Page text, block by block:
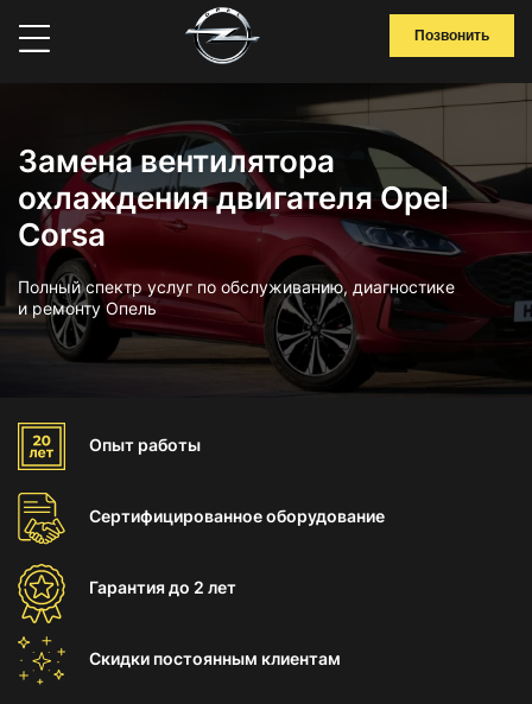
Позвонить
Замена вентилятора
охлаждения двигателя Opel
Corsa
Полный спектр услуг по обслуживанию, диагностике
и ремонту Опель
Опыт работы
Сертифицированноеоборудование
Гарантиядо 2 лет
Скидки постоянным клиентам